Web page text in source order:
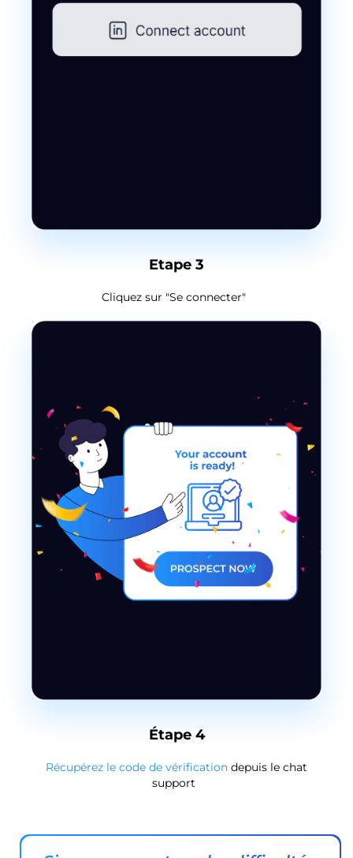
Etape 3
Cliquez sur "Se connecter"
Étape 4
Récupérez le code de vérification depuis le chat
support